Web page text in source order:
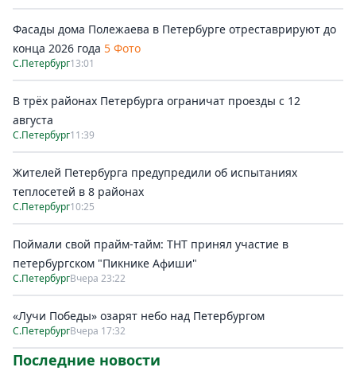
Фасады дома Полежаева в Петербурге отреставрируют до
конца 2026 года 5 Фото
С.Петербург13:01
В трёх районах Петербурга ограничат проезды с 12
августа
С.Петербург11:39
Жителей Петербурга предупредили об испытаниях
теплосетей в 8 районах
С.Петербург10:25
Поймали свой прайм-тайм: ТНТ принял участие в
петербургском "Пикнике Афиши"
С.ПетербургВчера 23:22
«Лучи Победы» озарят небо над Петербургом
С.ПетербургВчера 17:32
Последние новости